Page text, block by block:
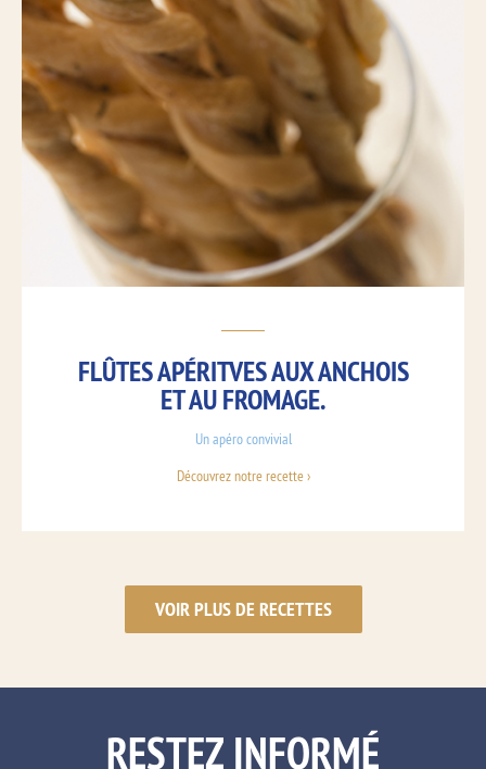
FLÛTES APÉRITVES AUX ANCHOIS
ET AU FROMAGE.
Un apéro convivial
Découvrez notre recette ›
VOIR PLUS DE RECETTES
RESTEZ INFORMÉ